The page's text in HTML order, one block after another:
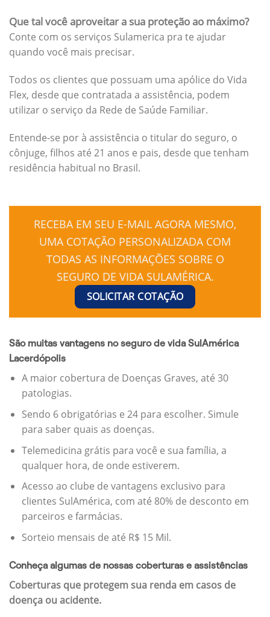
Que tal você aproveitar a sua proteção ao máximo?
Conte com os serviços Sulamerica pra te ajudar
quando você mais precisar.
Todos os clientes que possuam uma apólice do Vida
Flex, desde que contratada a assistência, podem
utilizar o serviço da Rede de Saúde Familiar.
Entende-se por à assistência o titular do seguro, o
cônjuge, filhos até 21 anos e pais, desde que tenham
residência habitual no Brasil.
RECEBA EM SEU E-MAIL AGORA MESMO,
UMA COTAÇÃO PERSONALIZADA COM
TODAS AS INFORMAÇÕES SOBRE O
SEGURO DE VIDA SULAMÉRICA.
SOLICITAR COTAÇÃO
São muitas vantagens no seguro de vida SulAmérica
Lacerdópolis
A maior cobertura de Doenças Graves, até 30
patologias.
Sendo 6 obrigatórias e 24 para escolher. Simule
para saber quais as doenças.
Telemedicina grátis para você e sua família, a
qualquer hora, de onde estiverem.
Acesso ao clube de vantagens exclusivo para
clientes SulAmérica, com até 80% de desconto em
parceiros e farmácias.
Sorteio mensais de até R$ 15 Mil.
Conheça algumas de nossas coberturas e assistências
Coberturas que protegem sua renda em casos de
doença ou acidente.